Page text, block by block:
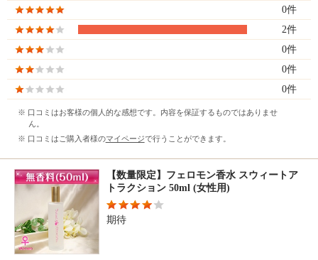
0件
2件
0件
0件
0件
※ 口コミはお客様の個人的な感想です。内容を保証するものではありませ
ん。
※ 口コミはご購入者様のマイページで行うことができます。
【数量限定】フェロモン香水 スウィートア
トラクション 50ml (女性用)
期待